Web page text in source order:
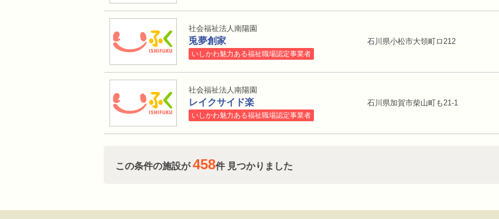
社会福祉法人南陽園
兎夢創家
いしかわ魅力ある福祉職場認定事業者
石川県小松市大領町ロ212
社会福祉法人南陽園
レイクサイド楽
いしかわ魅力ある福祉職場認定事業者
石川県加賀市柴山町も21-1
この条件の施設が458件 見つかりました